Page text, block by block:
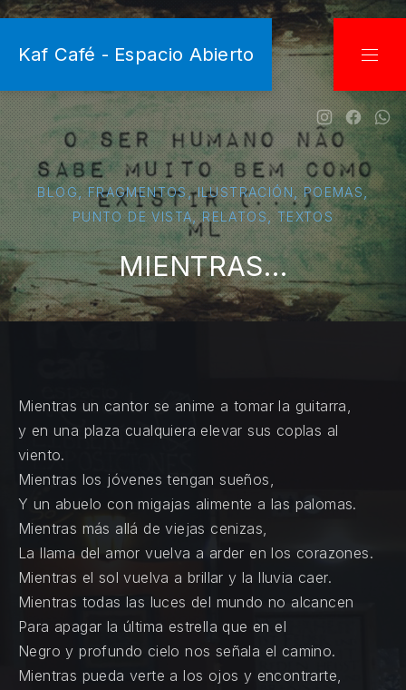
Kaf Café - Espacio Abierto
NewNew
BLOG,FRAGMENTOS,ILUSTRACIÓN,POEMAS,
PUNTO DE VISTA,RELATOS,TEXTOS
MIENTRAS…
Mientras un cantor se anime a tomar la guitarra,
y en una plaza cualquiera elevar sus coplas al
viento.
Mientras los jóvenes tengan sueños,
Y un abuelo con migajas alimente a las palomas.
Mientras más allá de viejas cenizas,
La llama del amor vuelva a arder en los corazones.
Mientras el sol vuelva a brillar y la lluvia caer.
Mientras todas las luces del mundo no alcancen
Para apagar la última estrella que en el
Negro y profundo cielo nos señala el camino.
Mientras pueda verte a los ojos y encontrarte,